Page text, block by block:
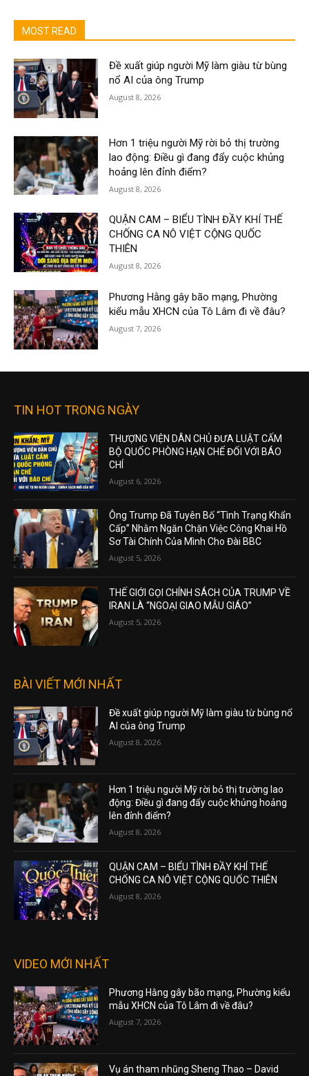
MOST READ
Đề xuất giúp người Mỹ làm giàu từ bùng
nổ AI của ông Trump
August 8, 2026
Hơn 1 triệu người Mỹ rời bỏ thị trường
lao động: Điều gì đang đẩy cuộc khủng
hoảng lên đỉnh điểm?
August 8, 2026
QUẬN CAM – BIỂU TÌNH ĐẦY KHÍ THẾ
CHỐNG CA NÔ VIỆT CỘNG QUỐC
THIÊN
August 8, 2026
Phương Hằng gây bão mạng, Phường
kiểu mẫu XHCN của Tô Lâm đi về đâu?
August 7, 2026
TIN HOT TRONG NGÀY
THƯỢNG VIỆN DÂN CHỦ ĐƯA LUẬT CẤM
BỘ QUỐC PHÒNG HẠN CHẾ ĐỐI VỚI BÁO
CHÍ
August 6, 2026
Ông Trump Đã Tuyên Bố “Tình Trạng Khẩn
Cấp” Nhằm Ngăn Chặn Việc Công Khai Hồ
Sơ Tài Chính Của Mình Cho Đài BBC
August 5, 2026
THẾ GIỚI GỌI CHÍNH SÁCH CỦA TRUMP VỀ
IRAN LÀ “NGOẠI GIAO MẪU GIÁO”
August 5, 2026
BÀI VIẾT MỚI NHẤT
Đề xuất giúp người Mỹ làm giàu từ bùng nổ
AI của ông Trump
August 8, 2026
Hơn 1 triệu người Mỹ rời bỏ thị trường lao
động: Điều gì đang đẩy cuộc khủng hoảng
lên đỉnh điểm?
August 8, 2026
QUẬN CAM – BIỂU TÌNH ĐẦY KHÍ THẾ
CHỐNG CA NÔ VIỆT CỘNG QUỐC THIÊN
August 8, 2026
VIDEO MỚI NHẤT
Phương Hằng gây bão mạng, Phường kiểu
mẫu XHCN của Tô Lâm đi về đâu?
August 7, 2026
Vụ án tham nhũng Sheng Thao – David